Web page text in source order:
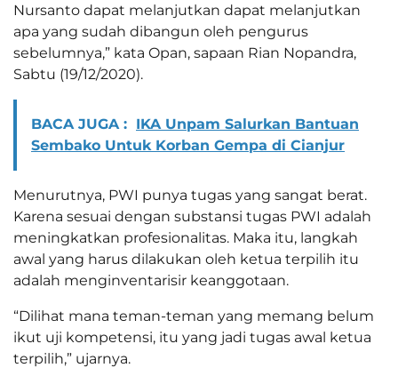
Nursanto dapat melanjutkan dapat melanjutkan
apa yang sudah dibangun oleh pengurus
sebelumnya,” kata Opan, sapaan Rian Nopandra,
Sabtu (19/12/2020).
BACA JUGA : IKA Unpam Salurkan Bantuan
Sembako Untuk Korban Gempa di Cianjur
Menurutnya, PWI punya tugas yang sangat berat.
Karena sesuai dengan substansi tugas PWI adalah
meningkatkan profesionalitas. Maka itu, langkah
awal yang harus dilakukan oleh ketua terpilih itu
adalah menginventarisir keanggotaan.
“Dilihat mana teman-teman yang memang belum
ikut uji kompetensi, itu yang jadi tugas awal ketua
terpilih,” ujarnya.